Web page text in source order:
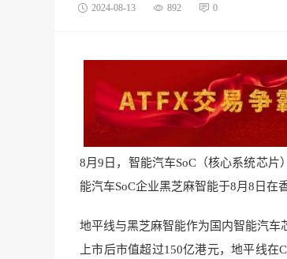
2024-08-13 892 0
8月9日，智能汽车SoC（核心系统芯
能汽车SoC企业黑芝麻智能于8月8日在
地平线与黑芝麻智能作为国内智能汽车
上市后市值超过150亿港元，地平线